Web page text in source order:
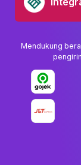
Mendukung